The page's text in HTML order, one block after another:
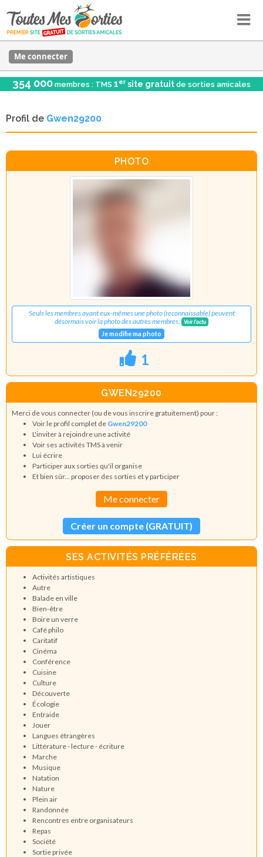
Me connecter
354 000 membres : TMS 1er site gratuit de sorties amicales
Profil de Gwen29200
PHOTO
Seuls les membres ayant eux-mêmes une photo (reconnaissable) peuvent
désormais voir la photo des autres membres.
Voir l'actu
Je modifie ma photo
1
GWEN29200
Merci de vous connecter (ou de vous inscrire gratuitement) pour :
Voir le profil complet de Gwen29200
L'inviter à rejoindre une activité
Voir ses activités TMS à venir
Lui écrire
Participer aux sorties qu'il organise
Et bien sûr... proposer des sorties et y participer
Me connecter
Créer un compte (GRATUIT)
SES ACTIVITÉS PRÉFÉRÉES
Activités artistiques
Autre
Balade en ville
Bien-être
Boire un verre
Café philo
Caritatif
Cinéma
Conférence
Cuisine
Culture
Découverte
Écologie
Entraide
Jouer
Langues étrangères
Littérature - lecture - écriture
Marche
Musique
Natation
Nature
Plein air
Randonnée
Rencontres entre organisateurs
Repas
Société
Sortie privée